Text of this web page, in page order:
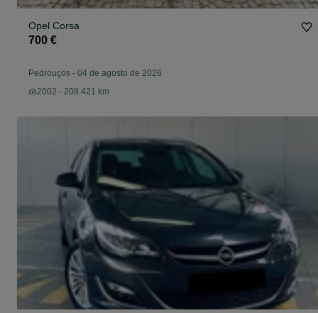
Opel Corsa
700 €
Pedrouços - 04 de agosto de 2026
2002 - 208.421 km